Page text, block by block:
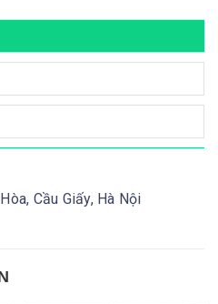
Cầu Giấy, Hà Nội